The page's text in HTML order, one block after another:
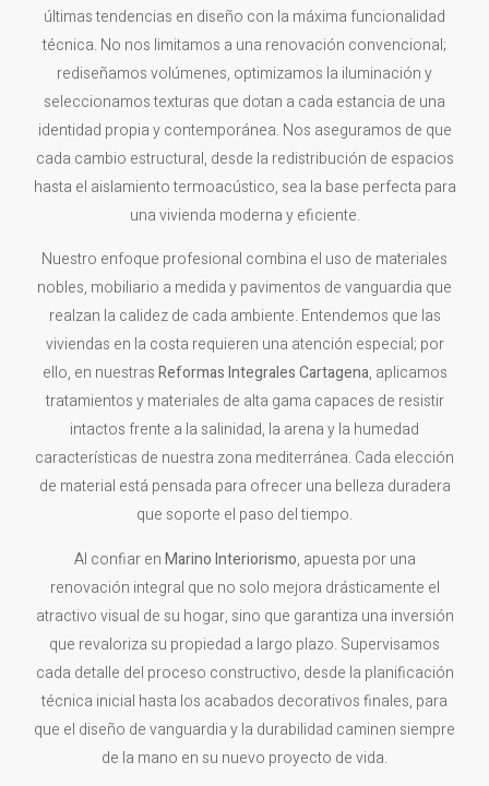
últimas tendencias en diseño con la máxima funcionalidad
técnica. No nos limitamos a una renovación convencional;
rediseñamos volúmenes, optimizamos la iluminación y
seleccionamos texturas que dotan a cada estancia de una
identidad propia y contemporánea. Nos aseguramos de que
cada cambio estructural, desde la redistribución de espacios
hasta el aislamiento termoacústico, sea la base perfecta para
una vivienda moderna y eficiente.
Nuestro enfoque profesional combina el uso de materiales
nobles, mobiliario a medida y pavimentos de vanguardia que
realzan la calidez de cada ambiente. Entendemos que las
viviendas en la costa requieren una atención especial; por
ello, en nuestrasReformas Integrales Cartagena, aplicamos
tratamientos y materiales de alta gama capaces de resistir
intactos frente a la salinidad, la arena y la humedad
características de nuestra zona mediterránea. Cada elección
de material está pensada para ofrecer una belleza duradera
que soporte el paso del tiempo.
Al confiar enMarino Interiorismo, apuesta por una
renovación integral que no solo mejora drásticamente el
atractivo visual de su hogar, sino que garantiza una inversión
que revaloriza su propiedad a largo plazo. Supervisamos
cada detalle del proceso constructivo, desde la planificación
técnica inicial hasta los acabados decorativos finales, para
que el diseño de vanguardia y la durabilidad caminen siempre
de la mano en su nuevo proyecto de vida.